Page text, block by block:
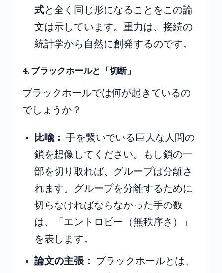
式と全く同じ形になることをこの論
文は示しています。重力は、接続の
統計学から自然に創発するのです。
4. ブラックホールと「切断」
ブラックホールでは何が起きているの
でしょうか？
比喩： 手を繋いでいる巨大な人間の
鎖を想像してください。もし鎖の一
部を切り取れば、グループは分離さ
れます。グループを分離するために
切らなければならなかった手の数
は、「エントロピー（無秩序さ）」
を表します。
論文の主張：
ブラックホールとは、